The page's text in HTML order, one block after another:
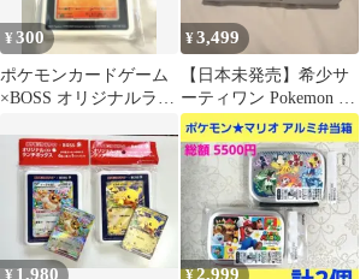
¥300
ポケモンカードゲーム
×BOSS オリジナルラン
¥3,499
【日本未発売】希少サ
ーティワン Pokemon ラ
ンチBoxポケモン 30周
年
¥ 1,980 ¥2,999